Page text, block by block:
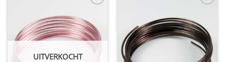
aan
wenslijst
UITVERKOCHT
wenslijst